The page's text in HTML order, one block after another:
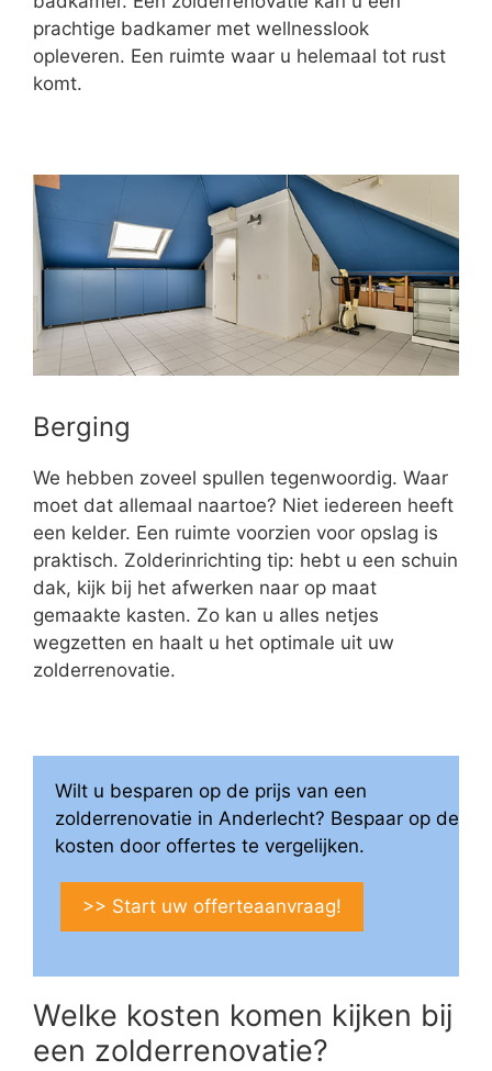
prachtige badkamer met wellnesslook
opleveren. Een ruimte waar u helemaal tot rust
komt.
Berging
We hebben zoveel spullen tegenwoordig. Waar
moet dat allemaal naartoe? Niet iedereen heeft
een kelder. Een ruimte voorzien voor opslag is
praktisch. Zolderinrichting tip: hebt u een schuin
dak, kijk bij het afwerken naar op maat
gemaakte kasten. Zo kan u alles netjes
wegzetten en haalt u het optimale uit uw
zolderrenovatie.
Wilt u besparen op de prijs van een
zolderrenovatie in Anderlecht? Bespaar op de
kosten door offertes te vergelijken.
>> Start uw offerteaanvraag!
Welke kosten komen kijken bij
een zolderrenovatie?